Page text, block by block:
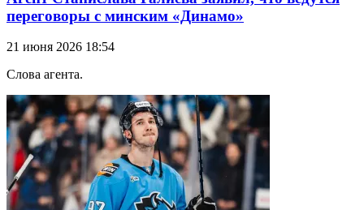
переговоры с минским «Динамо»
21 июня 2026 18:54
Слова агента.